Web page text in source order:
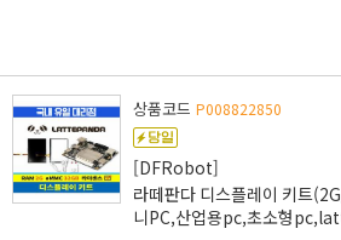
상품코드 P008822850
[DFRobot]
라떼판다 디스플레이 키트
니PC,산업용pc,초소형